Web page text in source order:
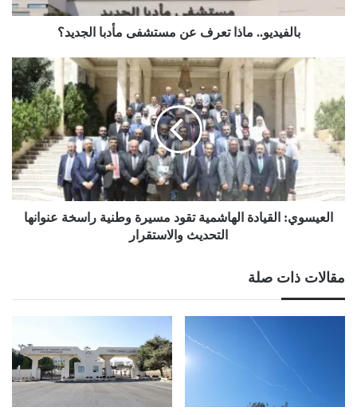
بالفيديو.. ماذا تعرف عن مستشفى مأدبا الجديد؟
العيسوي:
الهاشمية
تقود
مسيرة
وطنية
راسخة
عنوانها
التحديث
والاستقرار
العيسوي: القيادة الهاشمية تقود مسيرة وطنية راسخة عنوانها
التحديث والاستقرار
مقالات ذات صلة